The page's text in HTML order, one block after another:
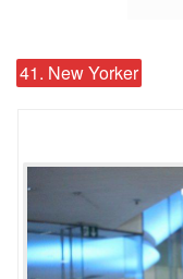
41. New Yorker